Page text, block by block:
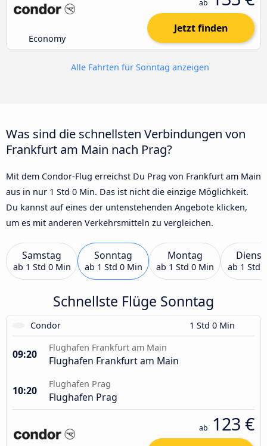
Economy
ab
Jetzt finden
Alle Fahrten für Sonntag anzeigen
Was sind die schnellsten Verbindungen von
Frankfurt am Main nach Prag?
Mit dem Condor-Flug erreichst Du Prag von Frankfurt am Main
aus in nur 1 Std 0 Min. Das ist nicht die einzige Möglichkeit.
Du kannst auf eines der untenstehenden Angebote klicken,
um es mit anderen Verkehrsmitteln zu vergleichen.
Samstag
ab 1 Std 0 Min
Sonntag
ab 1 Std 0 Min
Montag
ab 1 Std 0 Min ab 1 Std
Schnellste Flüge Sonntag
Condor 1 Std 0 Min
09:20
Flughafen Frankfurt am Main
Flughafen Frankfurt am Main
10:20
Flughafen Prag
Flughafen Prag
ab 123 €